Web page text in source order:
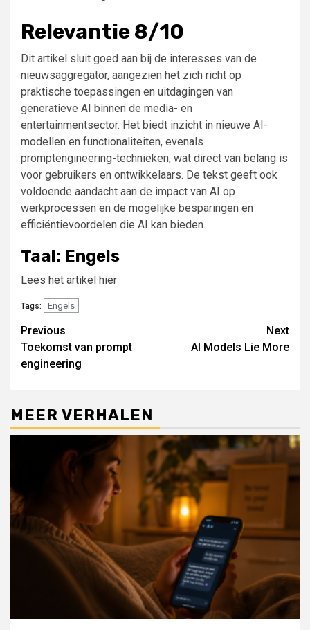
Relevantie 8/10
Dit artikel sluit goed aan bij de interesses van de
nieuwsaggregator, aangezien het zich richt op
praktische toepassingen en uitdagingen van
generatieve AI binnen de media- en
entertainmentsector. Het biedt inzicht in nieuwe AI-
modellen en functionaliteiten, evenals
promptengineering-technieken, wat direct van belang is
voor gebruikers en ontwikkelaars. De tekst geeft ook
voldoende aandacht aan de impact van AI op
werkprocessen en de mogelijke besparingen en
efficiëntievoordelen die AI kan bieden.
Taal: Engels
Lees het artikel hier
Tags: Engels
Continue
Reading
Previous
Toekomst van prompt
engineering
Next
AI Models Lie More
MEER VERHALEN